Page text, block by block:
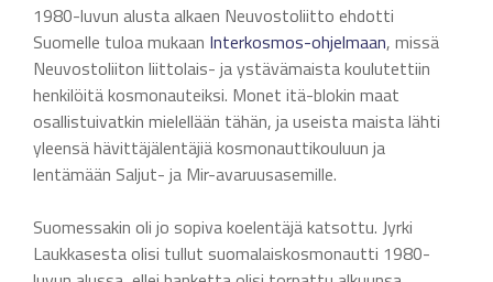
1980-luvun alusta alkaen Neuvostoliitto ehdotti
Suomelle tuloa mukaan Interkosmos-ohjelmaan, missä
Neuvostoliiton liittolais- ja ystävämaista koulutettiin
henkilöitä kosmonauteiksi. Monet itä-blokin maat
osallistuivatkin mielellään tähän, ja useista maista lähti
yleensä hävittäjälentäjiä kosmonauttikouluun ja
lentämään Saljut- ja Mir-avaruusasemille.
Suomessakin oli jo sopiva koelentäjä katsottu. Jyrki
Laukkasesta olisi tullut suomalaiskosmonautti 1980-